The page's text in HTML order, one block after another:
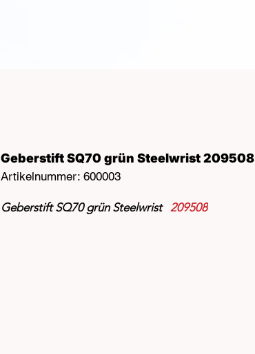
Geberstift SQ70 grün Steelwrist 209508
Artikelnummer: 600003
Geberstift SQ70 grün Steelwrist 209508